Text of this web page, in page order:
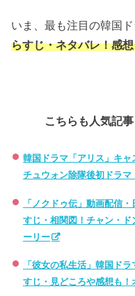
いま、最も注目の韓国
らすじ・ネタバレ！感
こちらも人気記
韓国ドラマ「アリス」キャ
チュウォン除隊後初ドラ
「ノクドゥ伝」動画配信
すじ・相関図！チャン・
ーリー
「彼女の私生活」韓国ド
すじ・見どころや感想も！